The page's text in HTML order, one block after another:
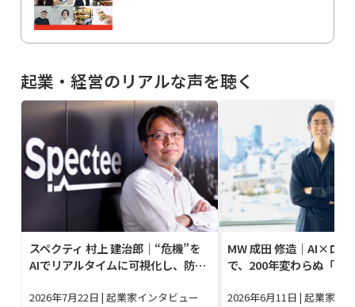
起業・経営のリアルな声を聴く
スペクティ 村上 建治郎｜“危機”を
AIでリアルタイムに可視化し、防…
2026年7月22日 | 起業家インタビュー
MW 成田 修造｜AI×ロボ
で、200年変わらぬ「住
2026年6月11日 | 起業家イ